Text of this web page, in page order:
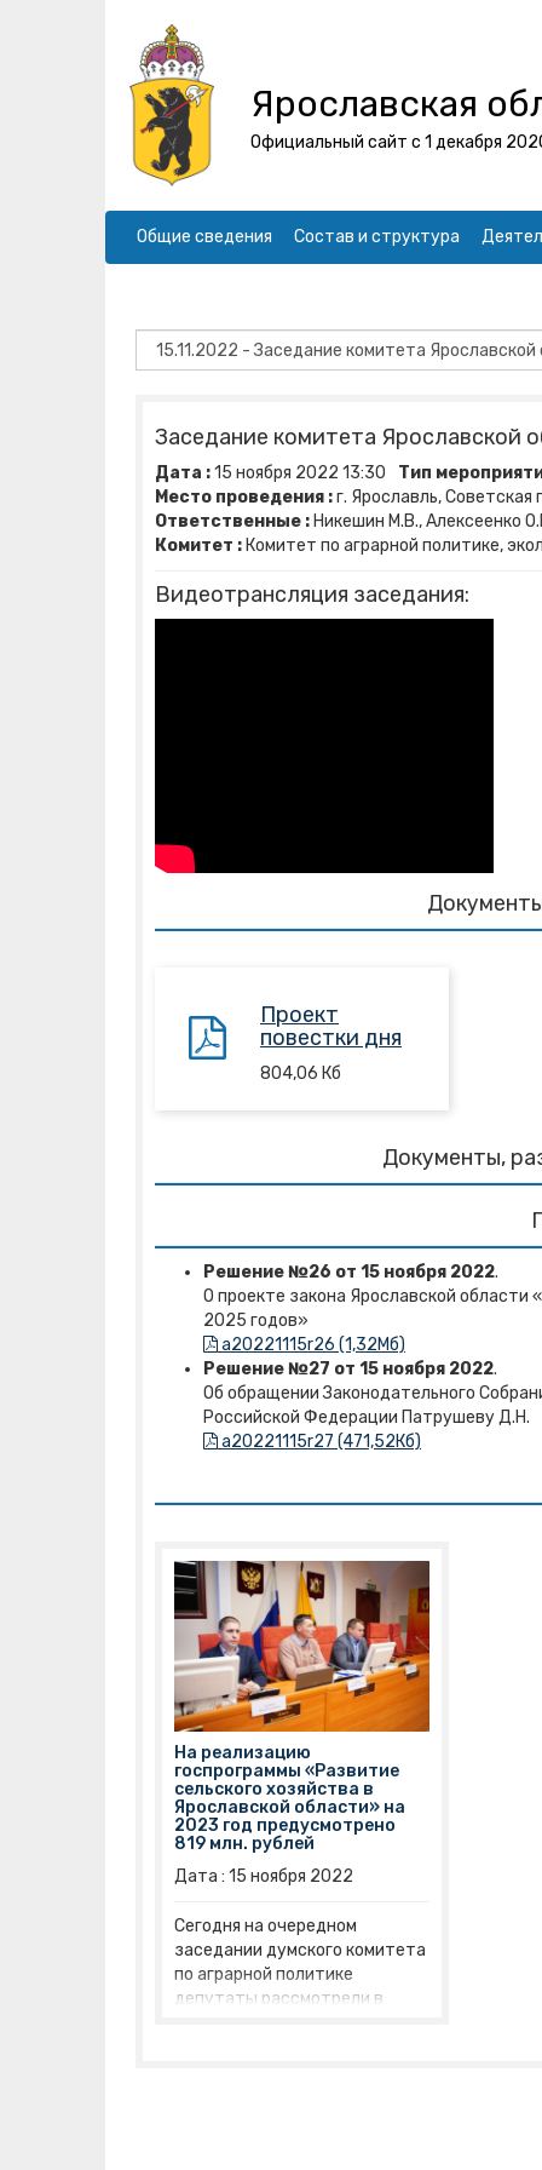
Ярославская
Официальный сайт с 1 декабря
Общие сведения Состав и структура
Заседание комитета Ярославской
Дата :15 ноября 2022 13:30 Тип
Место проведения :г. Ярославль, Советская
Ответственные : Никешин М.В., Алексеенко
Комитет : Комитет по аграрной политике,
Видеотрансляция заседания:
Проект
повестки дня
804,06 Кб
Документы,
Решение №26 от 15 ноября 2022.
О проекте закона Ярославской
2025 годов»
a20221115r26 (1,32Mб)
Решение №27 от 15 ноября 2022.
Об обращении Законодательного
Российской Федерации Патрушеву Д.Н.
a20221115r27 (471,52Кб)
На реализацию
госпрограммы «Развитие
сельского хозяйства в
Ярославской области» на
2023 год предусмотрено
819 млн. рублей
Дата : 15 ноября 2022
Сегодня на очередном
заседании думского комитета
по аграрной политике
депутаты рассмотрели в